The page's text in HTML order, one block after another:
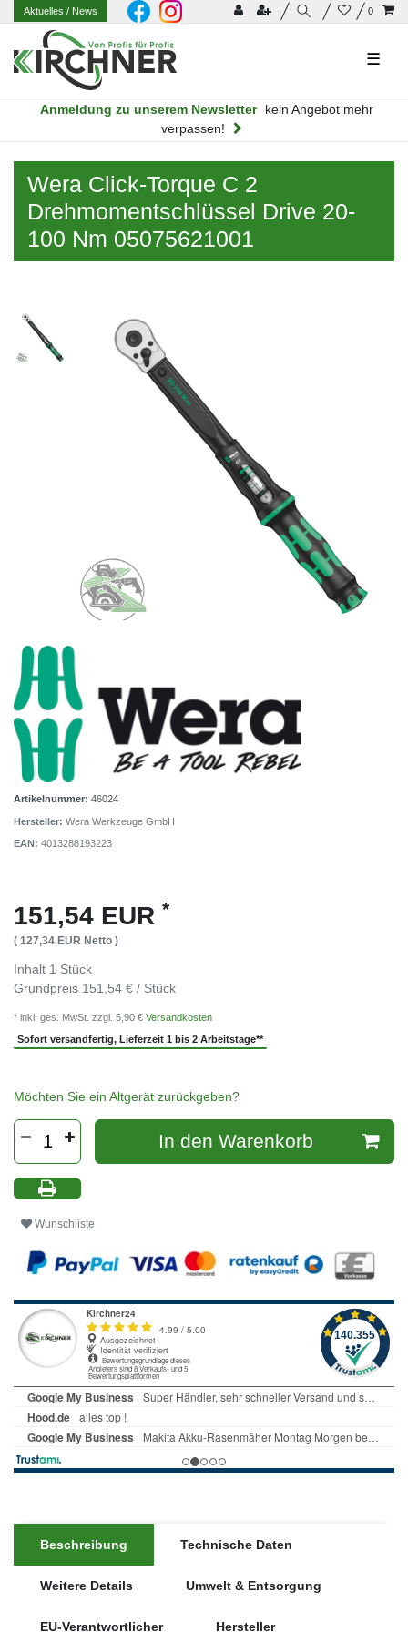
0
Aktuelles/ News
☰
Anmeldung zu unserem Newsletter
kein Angebot mehr
verpassen!
Wera Click-Torque C 2
Drehmomentschlüssel Drive 20-
100 Nm 05075621001
Artikelnummer: 46024
Hersteller: Wera Werkzeuge GmbH
EAN: 4013288193223
151,54 EUR *
( 127,34 EUR Netto )
Inhalt 1 Stück
Grundpreis 151,54 € / Stück
* inkl. ges. MwSt. zzgl. 5,90 € Versandkosten
Sofort versandfertig, Lieferzeit 1 bis 2 Arbeitstage**
Möchten Sie ein Altgerät zurückgeben?
In den Warenkorb
Wunschliste
Beschreibung Technische Daten
Weitere Details Umwelt & Entsorgung
EU-Verantwortlicher Hersteller